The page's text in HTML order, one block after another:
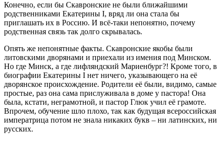
Конечно, если бы Скавронские не были ближайшими
родственниками Екатерины I, вряд ли она стала бы
приглашать их в Россию. И всё-таки непонятно, почему
родственная связь так долго скрывалась.
Опять же непонятные факты. Скавронские якобы были
литовскими дворянами и приехали из имения под Минском.
Но где Минск, а где лифляндский Мариенбург?! Кроме того, в
биографии Екатерины I нет ничего, указывающего на её
дворянское происхождение. Родители её были, видимо, самые
простые, раз она сама прислуживала в доме у пастора! Она
была, кстати, неграмотной, и пастор Глюк учил её грамоте.
Впрочем, обучение шло плохо, так как будущая всероссийская
императрица потом не знала никаких букв – ни латинских, ни
русских.